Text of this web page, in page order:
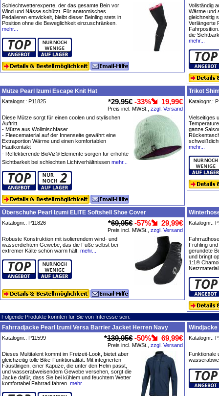
Schlechtwetterexperte, der das gesamte Bein vor
Wind und Nässe schützt. Für anatomisches
Pedalieren entwickelt, bleibt dieser Beinling stets in
Position ohne die Beweglichkeit einzuschränken.
mehr...
Vollständig
Wärme und
gleichzeitig
Verlängerte
die
mehr...
Mütze Pearl Izumi Escape Knit Hat
Katalognr.: P11825 *29,95€ -33% 19,99€
Preis incl. MWSt., zzgl. Versand
Diese Mütze sorgt für einen coolen und stylischen
Auftritt.
- Mütze aus Wollmischfaser
- Fleecematerial auf der Innenseite gewährt eine
Extraportion Wärme und einen komfortablen
Hautkontakt
- Reflektierende BioViz® Elemente sorgen für erhöhte
Sichtbarkeit bei schlechten Lichtverhältnissen mehr...
Trikot
Katalognr.:
Vielseitiges
ganze
mehr...
Überschuhe Pearl Izumi ELITE Softshell Shoe Cover
Katalognr.: P11826 *69,95€ -57% 29,99€
Preis incl. MWSt., zzgl. Versand
Robuste Konstruktion mit isolierendem wind- und
wasserdichtem Gewebe, das die Füße selbst bei
extremer Kälte schön warm hält. mehr...
Katalognr.:
Frühling
gerundete
und bringt
1:1®
Folgende Produkte könnten für Sie von Interesse sein:
Fahrradjacke Pearl Izumi Versa Barrier Jacket Herren Navy
Katalognr.: P11599 *139,95€ -50% 69,99€
Preis incl. MWSt., zzgl. Versand
Dieses Multitalent kommt im Freizeit-Look, bietet aber
gleichzeitig tolle Bike-Funktionalität. Mit integrierten
Fäustlingen, einer Kapuze, die unter den Helm passt,
und wasserabweisendem Gewebe versehen, sorgt die
Jacke dafür, dass Sie bei kühlem und feuchtem Wetter
komfortabel Fahrrad fahren. mehr...
Katalognr.:
Funktionale